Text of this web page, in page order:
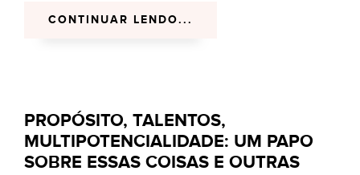
CONTINUAR LENDO...
PROPÓSITO, TALENTOS,
MULTIPOTENCIALIDADE: UM PAPO
SOBRE ESSAS COISAS E OUTRAS